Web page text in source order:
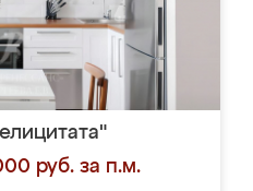
руб. за п.м.